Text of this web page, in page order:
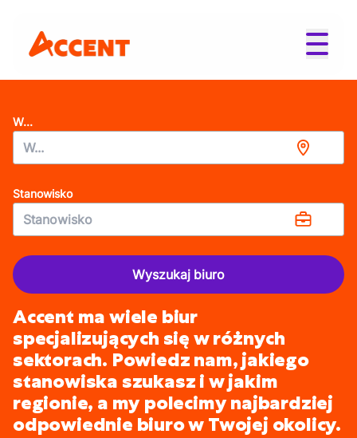
W...
Stanowisko
Wyszukaj biuro
Accent ma wiele biur
specjalizujących się w różnych
sektorach. Powiedz nam, jakiego
stanowiska szukasz i w jakim
regionie, a my polecimy najbardziej
odpowiednie biuro w Twojej okolicy.